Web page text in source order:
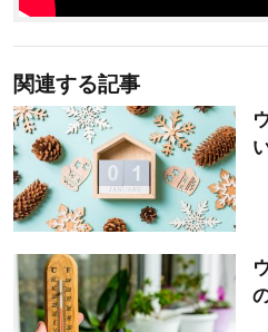
関連する記事